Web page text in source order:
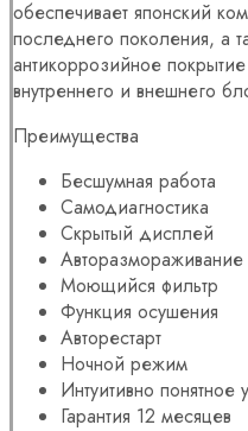
обеспечивает японский
последнего поколения, а
антикоррозийное
внутреннего и внешнего
Преимущества
Бесшумная работа
Самодиагностика
Скрытый дисплей
Авторазмораживание
Моющийся фильтр
Функция осушения
Авторестарт
Ночной режим
Интуитивно понятное
Гарантия 12 месяцев